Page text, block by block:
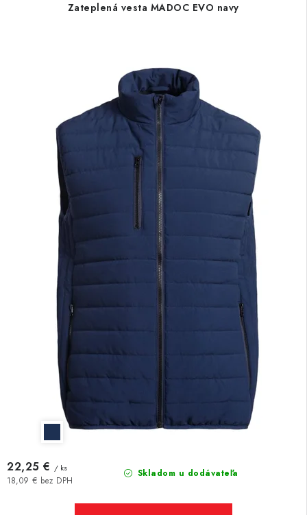
Zateplená vesta MADOC EVO navy
Skladom u dodávateľa
18,09 € bez DPH
22,25 € / ks